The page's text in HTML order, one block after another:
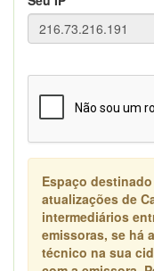
Espaço
atualizações de
intermediários
emissoras, se há
técnico na sua